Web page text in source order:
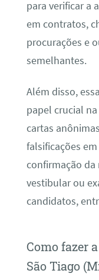
para verificar a
em contratos,
procurações e
semelhantes.
Além disso,
papel crucial
cartas
falsificações
confirmação da
vestibular ou
candidatos,
Como fazer
São Tiago